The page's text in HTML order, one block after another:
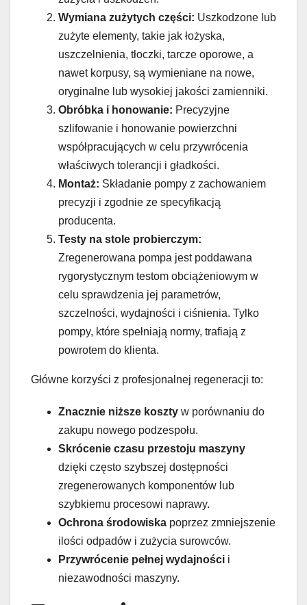
Wymiana zużytych części: Uszkodzone lub
zużyte elementy, takie jak łożyska,
uszczelnienia, tłoczki, tarcze oporowe, a
nawet korpusy, są wymieniane na nowe,
oryginalne lub wysokiej jakości zamienniki.
Obróbka i honowanie: Precyzyjne
szlifowanie i honowanie powierzchni
współpracujących w celu przywrócenia
właściwych tolerancji i gładkości.
Montaż: Składanie pompy z zachowaniem
precyzji i zgodnie ze specyfikacją
producenta.
Testy na stole probierczym:
Zregenerowana pompa jest poddawana
rygorystycznym testom obciążeniowym w
celu sprawdzenia jej parametrów,
szczelności, wydajności i ciśnienia. Tylko
pompy, które spełniają normy, trafiają z
powrotem do klienta.
Główne korzyści z profesjonalnej regeneracji to:
Znacznie niższe koszty w porównaniu do
zakupu nowego podzespołu.
Skrócenie czasu przestoju maszyny
dzięki często szybszej dostępności
zregenerowanych komponentów lub
szybkiemu procesowi naprawy.
Ochrona środowiska poprzez zmniejszenie
ilości odpadów i zużycia surowców.
Przywrócenie pełnej wydajności i
niezawodności maszyny.